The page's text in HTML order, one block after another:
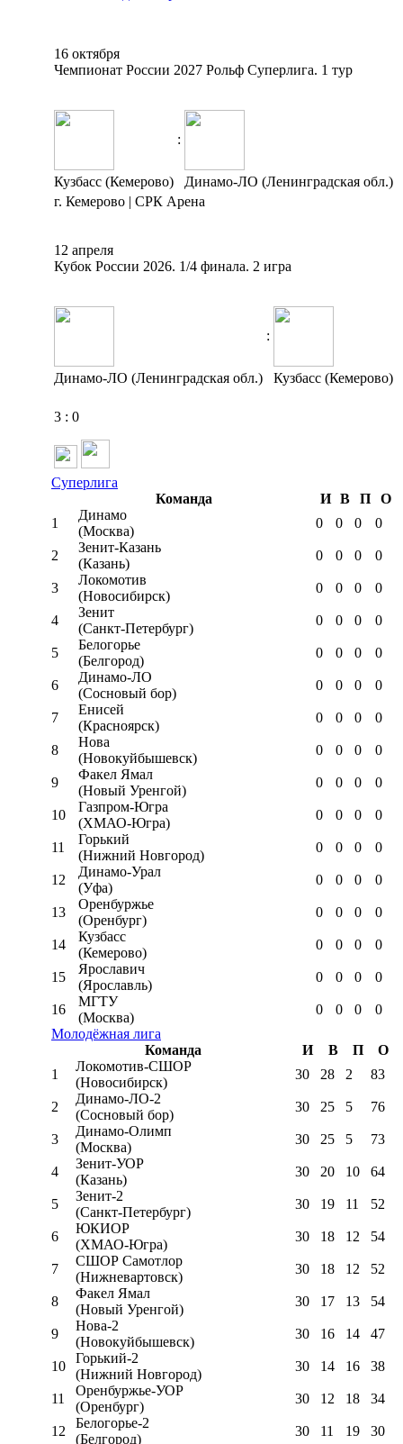
16 октября
Чемпионат России 2027 Рольф Суперлига. 1 тур
:
Кузбасс (Кемерово)
Динамо-ЛО (Ленинградская обл.)
г. Кемерово | СРК Арена
12 апреля
Кубок России 2026. 1/4 финала. 2 игра
:
Динамо-ЛО (Ленинградская обл.) Кузбасс (Кемерово)
3 : 0
Суперлига
Команда
И В П
О
1
Динамо
(Москва)
0 0 0 0
2
Зенит-Казань
(Казань)
0 0 0 0
3
Локомотив
(Новосибирск)
0 0 0 0
4
Зенит
(Санкт-Петербург)
0 0 0 0
5
Белогорье
(Белгород)
0 0 0 0
6
Динамо-ЛО
(Сосновый бор)
0 0 0 0
7
Енисей
(Красноярск)
0 0 0 0
8
Нова
(Новокуйбышевск)
0 0 0 0
9
Факел Ямал
(Новый Уренгой)
0 0 0 0
10
Газпром-Югра
(ХМАО-Югра)
0 0 0 0
11
Горький
(Нижний Новгород)
0 0 0 0
12
Динамо-Урал
(Уфа)
0 0 0 0
13
Оренбуржье
(Оренбург)
0 0 0 0
14
Кузбасс
(Кемерово)
0 0 0 0
15
Ярославич
(Ярославль)
0 0 0 0
16
МГТУ
(Москва)
0 0 0
0
Молодёжная лига
Команда
И В П
О
1
Локомотив-CШОР
(Новосибирск)
30 28 2 83
2
Динамо-ЛО-2
(Сосновый бор)
30 25 5 76
3
Динамо-Олимп
(Москва)
30 25 5 73
4
Зенит-УОР
(Казань)
30 20 10 64
5
Зенит-2
(Санкт-Петербург)
30 19 11 52
6
ЮКИОР
(ХМАО-Югра)
30 18 12 54
7
СШОР Самотлор
(Нижневартовск)
30 18 12 52
8
Факел Ямал
(Новый Уренгой)
30 17 13 54
9
Нова-2
(Новокуйбышевск)
30 16 14 47
10
Горький-2
(Нижний Новгород)
30 14 16 38
11
Оренбуржье-УОР
(Оренбург)
30 12 18 34
12
Белогорье-2
(Белгород)
30 11 19 30